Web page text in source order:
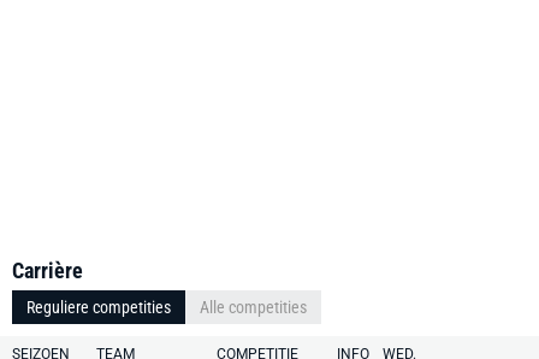
Carrière
Reguliere competities Alle competities
SEIZOEN TEAM COMPETITIE INFO WED.